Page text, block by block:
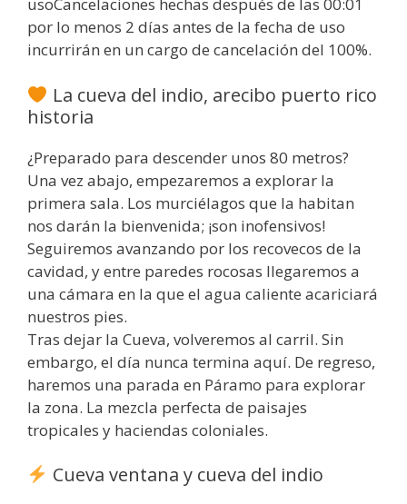
usoCancelaciones hechas después de las 00:01
por lo menos 2 días antes de la fecha de uso
incurrirán en un cargo de cancelación del 100%.
La cueva del indio, arecibo puerto rico
historia
¿Preparado para descender unos 80 metros?
Una vez abajo, empezaremos a explorar la
primera sala. Los murciélagos que la habitan
nos darán la bienvenida; ¡son inofensivos!
Seguiremos avanzando por los recovecos de la
cavidad, y entre paredes rocosas llegaremos a
una cámara en la que el agua caliente acariciará
nuestros pies.
Tras dejar la Cueva, volveremos al carril. Sin
embargo, el día nunca termina aquí. De regreso,
haremos una parada en Páramo para explorar
la zona. La mezcla perfecta de paisajes
tropicales y haciendas coloniales.
Cueva ventana y cueva del indio